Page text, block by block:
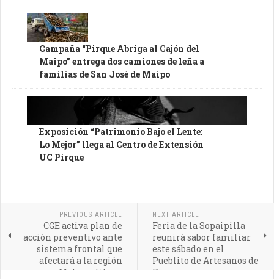
Campaña “Pirque Abriga al Cajón del
Maipo” entrega dos camiones de leña a
familias de San José de Maipo
Exposición “Patrimonio Bajo el Lente:
Lo Mejor” llega al Centro de Extensión
UC Pirque
PREVIOUS ARTICLE
CGE activa plan de
acción preventivo ante
sistema frontal que
afectará a la región
Metropolitana
NEXT ARTICLE
Feria de la Sopaipilla
reunirá sabor familiar
este sábado en el
Pueblito de Artesanos de
Pirque